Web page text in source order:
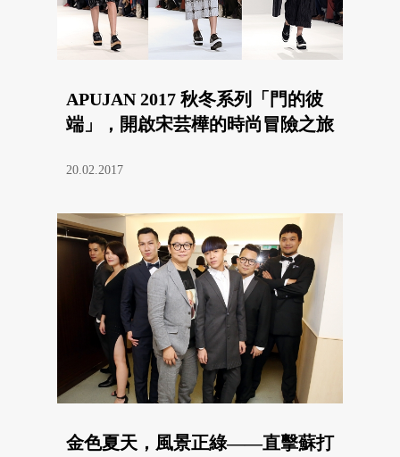
APUJAN 2017 秋冬系列「門的彼
端」，開啟宋芸樺的時尚冒險之旅
20.02.2017
金色夏天，風景正綠——直擊蘇打